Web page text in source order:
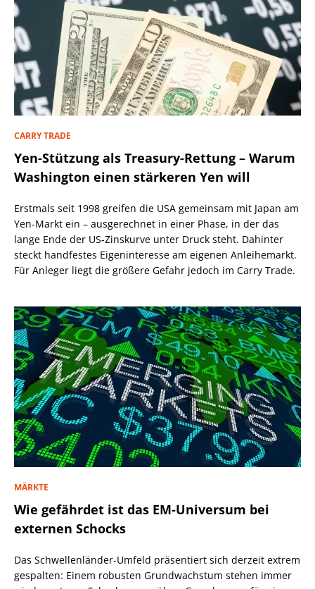
CARRY TRADE
Yen-Stützung als Treasury-Rettung – Warum
Washington einen stärkeren Yen will
Erstmals seit 1998 greifen die USA gemeinsam mit Japan am
Yen-Markt ein – ausgerechnet in einer Phase, in der das
lange Ende der US-Zinskurve unter Druck steht. Dahinter
steckt handfestes Eigeninteresse am eigenen Anleihemarkt.
Für Anleger liegt die größere Gefahr jedoch im Carry Trade.
MÄRKTE
Wie gefährdet ist das EM-Universum bei
externen Schocks
Das Schwellenländer-Umfeld präsentiert sich derzeit extrem
gespalten: Einem robusten Grundwachstum stehen immer